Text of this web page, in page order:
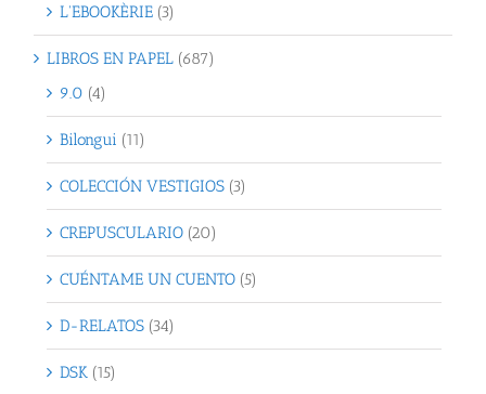
L'EBOOKÈRIE (3)
LIBROS EN PAPEL (687)
9.0 (4)
Bilongui (11)
COLECCIÓN VESTIGIOS (3)
CREPUSCULARIO (20)
CUÉNTAME UN CUENTO (5)
D-RELATOS (34)
DSK (15)